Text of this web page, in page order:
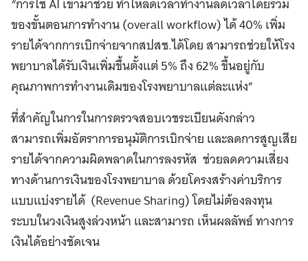
ของขั้นตอนการทำงาน (overall workflow) ได้ 40% เพิ่ม
รายได้จากการเบิกจ่ายจากสปสช.ได้โดย สามารถช่วยให้โรง
พยาบาลได้รับเงินเพิ่มขึ้นตั้งแต่ 5% ถึง 62% ขึ้นอยู่กับ
คุณภาพการทำงานเดิมของโรงพยาบาลแต่ละแห่ง”
ที่สำคัญในการในการตรวจสอบเวชระเบียนดังกล่าว
สามารถเพิ่มอัตราการอนุมัติการเบิกจ่าย และลดการสูญเสีย
รายได้จากความผิดพลาดในการลงรหัส ช่วยลดความเสี่ยง
ทางด้านการเงินของโรงพยาบาล ด้วยโครงสร้างค่าบริการ
แบบแบ่งรายได้ (Revenue Sharing) โดยไม่ต้องลงทุน
ระบบในวงเงินสูงล่วงหน้า และสามารถ เห็นผลลัพธ์ ทางการ
เงินได้อย่างชัดเจน